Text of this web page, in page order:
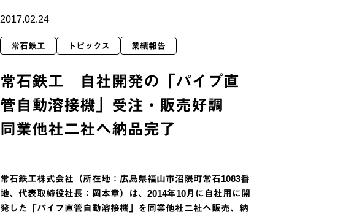
2017.02.24
常石鉄工 トピックス 業績報告
常石鉄工 自社開発の「パイプ直
管自動溶接機」受注・販売好調
同業他社二社へ納品完了
常石鉄工株式会社（所在地：広島県福山市沼隈町常石1083番
地、代表取締役社長：岡本章）は、2014年10月に自社用に開
発した「パイプ直管自動溶接機」を同業他社二社へ販売、納